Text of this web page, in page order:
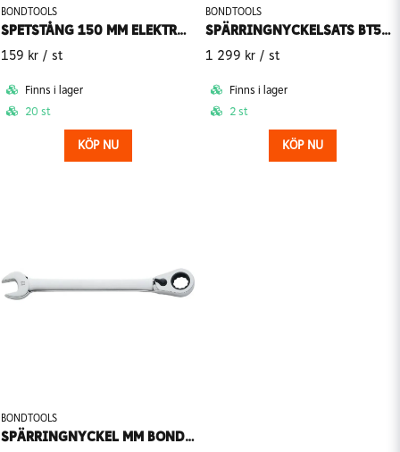
BONDTOOLS
SPETSTÅNG 150 MM ELEKTRONIK BONDTOOLS BT6EST
159 kr / st
Finns i lager
20 st
KÖP NU
BONDTOOLS
SPÄRRINGNYCKELSATS BT507 7-DEL BONDTOOLS
1 299 kr / st
Finns i lager
2 st
KÖP NU
BONDTOOLS
SPÄRRINGNYCKEL MM BONDTOOLS